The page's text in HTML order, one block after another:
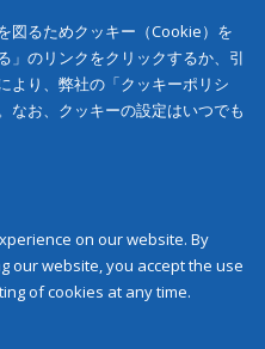
図るためクッキー（Cookie）を
」のリンクをクリックするか、引
より、弊社の「クッキーポリシ
なお、クッキーの設定はいつでも
on our website. By
our website, you accept the use
of cookies at any time.